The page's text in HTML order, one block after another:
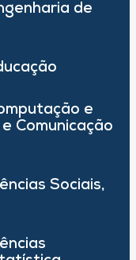
de
e
Comunicação
Sociais,